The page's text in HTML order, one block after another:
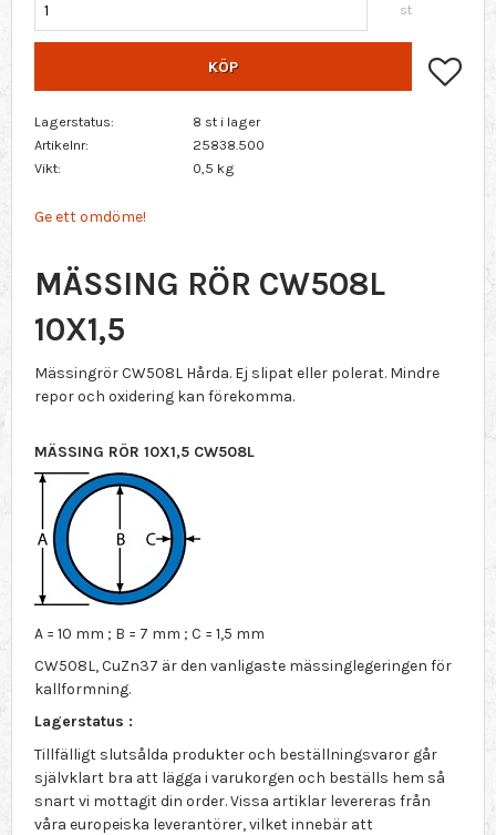
st
KÖP
Lagerstatus
8 st i lager
Artikelnr
25838.500
Vikt
0,5 kg
Ge ett omdöme!
MÄSSING RÖR CW508L
10X1,5
Mässingrör CW508L Hårda. Ej slipat eller polerat. Mindre
repor och oxidering kan förekomma.
MÄSSING RÖR 10X1,5 CW508L
A = 10 mm ; B = 7 mm ; C = 1,5 mm
CW508L, CuZn37 är den vanligaste mässinglegeringen för
kallformning.
Lagerstatus :
Tillfälligt slutsålda produkter och beställningsvaror går
självklart bra att lägga i varukorgen och beställs hem så
snart vi mottagit din order. Vissa artiklar levereras från
våra europeiska leverantörer, vilket innebär att